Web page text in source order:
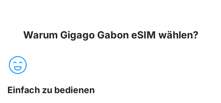
Warum Gigago Gabon eSIM wählen?
Einfach zu bedienen